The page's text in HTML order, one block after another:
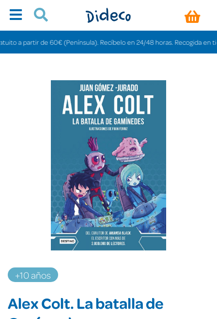
a partir de 60€ (Península). Recíbelo en 24/48 horas. Recogida en
+10 años
Alex Colt. La batalla de